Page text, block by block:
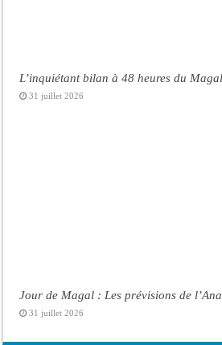
L’inquiétant bilan à 48 heures du
31 juillet 2026
Jour de Magal : Les prévisions de
31 juillet 2026